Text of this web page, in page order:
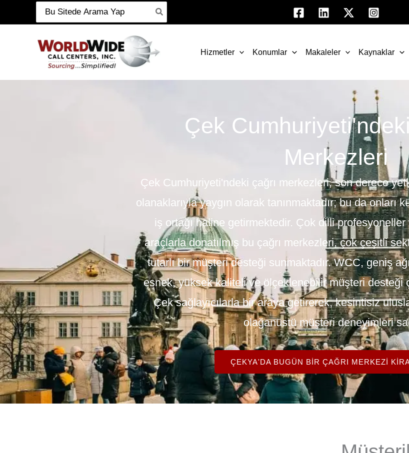
git
Şunu
ara:
Hizmetler Konumlar Makaleler Kaynaklar
Çek Cumhuriyeti'ndeki
Merkezleri
Çek Cumhuriyeti'ndeki çağrı merkezleri, son derece
olanaklarıyla yaygın olarak tanınmaktadır; bu da onları
iş ortağı haline getirmektedir. Çok dilli
araçlarla donatılmış bu çağrı merkezleri, çok çeşitli
tutarlı bir müşteri desteği sunmaktadır. WCC, geniş
esnek, yüksek kaliteli ve ölçeklenebilir müşteri desteği
Çek sağlayıcılarla bir araya getirerek, kesintisiz
olağanüstü müşteri deneyimleri
ÇEKYA'DA BUGÜN BIR ÇAĞRI MERKEZI